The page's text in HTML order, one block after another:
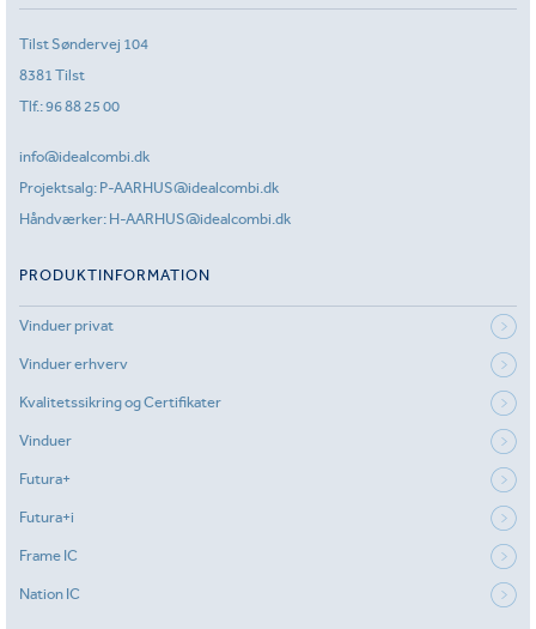
Tilst Søndervej 104
8381 Tilst
Tlf.:96 88 25 00
info@idealcombi.dk
Projektsalg: P-AARHUS@idealcombi.dk
Håndværker: H-AARHUS@idealcombi.dk
PRODUKTINFORMATION
Vinduer privat
Vinduer erhverv
Kvalitetssikring og Certifikater
Vinduer
Futura+
Futura+i
Frame IC
Nation IC